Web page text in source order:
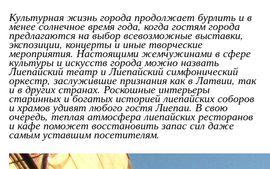
Культурная жизнь города продолжает бурлить и в
менее солнечное время года, когда гостям города
предлагаются на выбор всевозможные выставки,
экспозиции, концерты и иные творческие
мероприятия. Настоящими жемчужинами в сфере
культуры и искусств города можно назвать
Лиепайский театр и Лиепайский симфонический
оркестр, заслужившие признания как в Латвии, так
и в других странах. Роскошные интерьеры
старинных и богатых историей лиепайских соборов
и храмов удивят любого гостя Лиепаи. В свою
очередь, теплая атмосфера лиепайских ресторанов
и кафе поможет восстановить запас сил даже
самым уставшим посетителям.